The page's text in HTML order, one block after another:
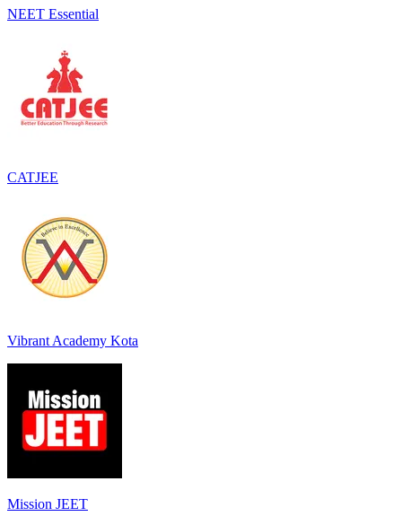
NEET Essential
CATJEE
Vibrant Academy Kota
Mission JEET